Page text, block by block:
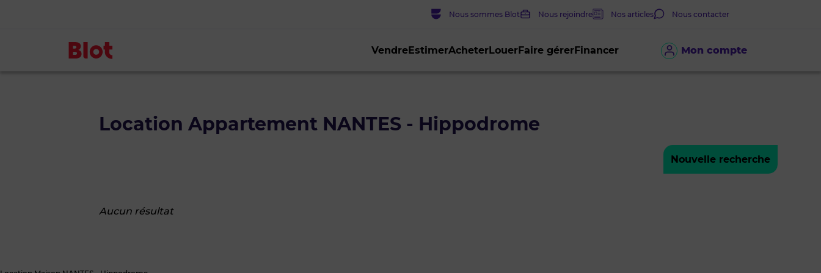
Mon compte
VendreEstimerAcheterLouerFaire gérerFinancer
Nous sommes Blot Nous rejoindre Nos articles Nous contacter
Location Appartement NANTES - Hippodrome
Nouvelle recherche
Aucun résultat